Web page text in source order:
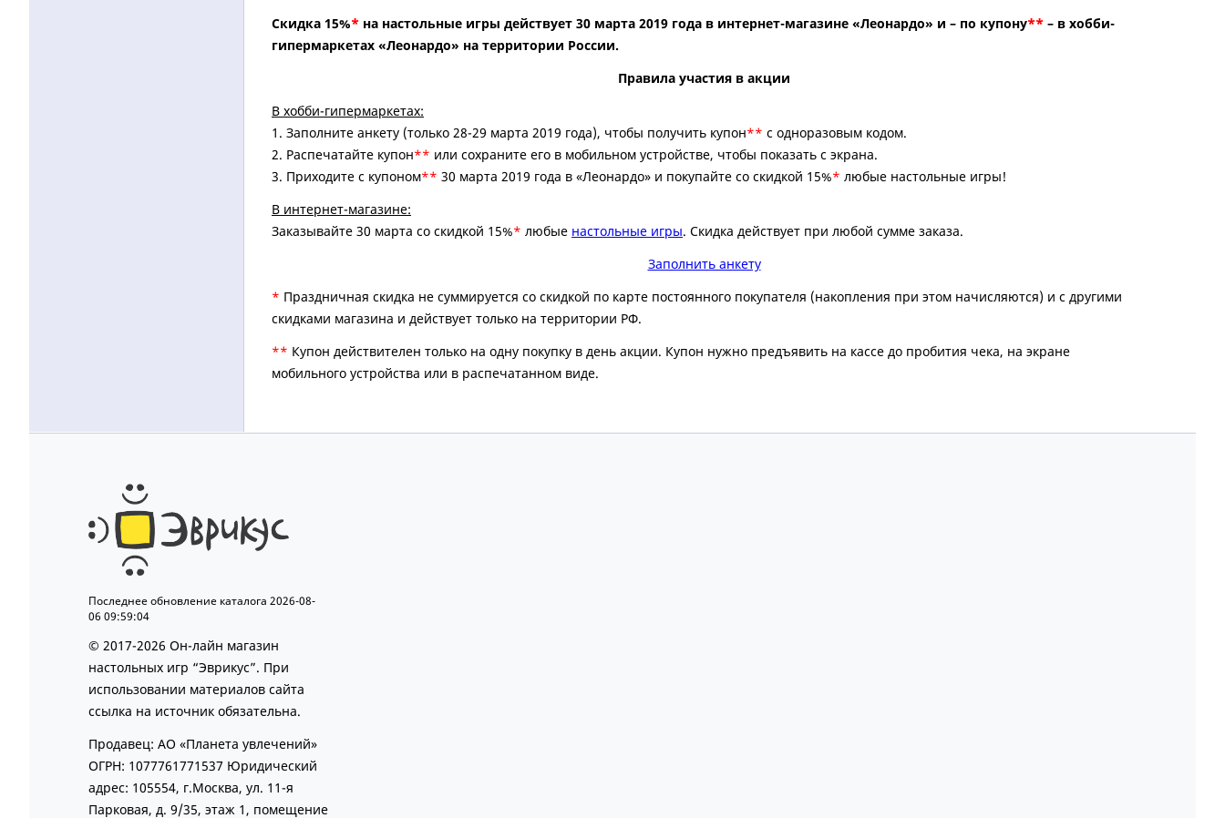
Скидка 15%* на настольные игры действует 30 марта 2019 года в интернет-магазине «Леонардо» и – по купону** – в хобби-
гипермаркетах «Леонардо» на территории России.
Правила участия в акции
В хобби-гипермаркетах:
1. Заполните анкету (только 28-29 марта 2019 года), чтобы получить купон** с одноразовым кодом.
2. Распечатайте купон** или сохраните его в мобильном устройстве, чтобы показать с экрана.
3. Приходите с купоном** 30 марта 2019 года в «Леонардо» и покупайте со скидкой 15%* любые настольные игры!
В интернет-магазине:
Заказывайте 30 марта со скидкой 15%* любые настольные игры. Скидка действует при любой сумме заказа.
Заполнить анкету
* Праздничная скидка не суммируется со скидкой по карте постоянного покупателя (накопления при этом начисляются) и с другими
скидками магазина и действует только на территории РФ.
** Купон действителен только на одну покупку в день акции. Купон нужно предъявить на кассе до пробития чека, на экране
мобильного устройства или в распечатанном виде.
Последнее обновление каталога 2026-08-
06 09:59:04
© 2017-2026 Он-лайн магазин
настольных игр “Эврикус”. При
использовании материалов сайта
ссылка на источник обязательна.
Продавец: АО «Планета увлечений»
ОГРН: 1077761771537 Юридический
адрес: 105554, г.Москва, ул. 11-я
Парковая, д. 9/35, этаж 1, помещение